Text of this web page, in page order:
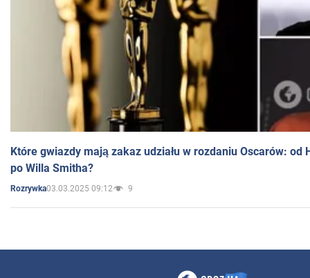
Które gwiazdy mają zakaz udziału w rozdaniu Oscarów: od
po Willa Smitha?
Rozrywka03.03.2025 09:12 9